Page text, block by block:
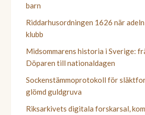
barn
Riddarhusordningen 1626 när
klubb
Midsommarens historia i Sverige:
Döparen till nationaldagen
Sockenstämmoprotokoll för
glömd guldgruva
Riksarkivets digitala forskarsal,